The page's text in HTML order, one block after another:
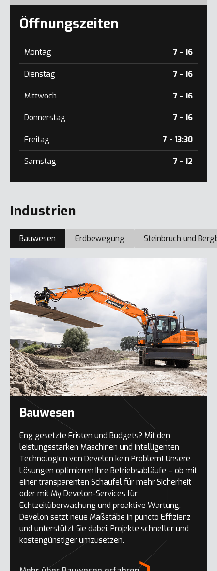
Öffnungszeiten
Montag 7 - 16
Dienstag 7 - 16
Mittwoch 7 - 16
Donnerstag 7 - 16
Freitag 7 - 13:30
Samstag 7 - 12
Industrien
Bauwesen Erdbewegung Steinbruch und
Bauwesen
Eng gesetzte Fristen und Budgets? Mit den
leistungsstarken Maschinen und intelligenten
Technologien von Develon kein Problem! Unsere
Lösungen optimieren Ihre Betriebsabläufe – ob mit
einer transparenten Schaufel für mehr Sicherheit
oder mit My Develon-Services für
Echtzeitüberwachung und proaktive Wartung.
Develon setzt neue Maßstäbe in puncto Effizienz
und unterstützt Sie dabei, Projekte schneller und
kostengünstiger umzusetzen.